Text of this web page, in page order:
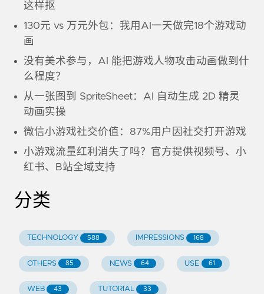
这样抠
130元 vs 万元外包：我用AI一天做完18个游戏动
画
没有美术参与，AI 能把游戏人物攻击动画做到什
么程度？
从一张图到 SpriteSheet：AI 自动生成 2D 精灵
动画实操
微信小游戏社交价值：87%用户因社交打开游戏
小游戏流量红利消失了吗？官方提供视频号、小
红书、B站全域支持
分类
TECHNOLOGY 588 IMPRESSIONS 168
OTHERS 85 NEWS 64 USE 61
WEB 43 TUTORIAL 33